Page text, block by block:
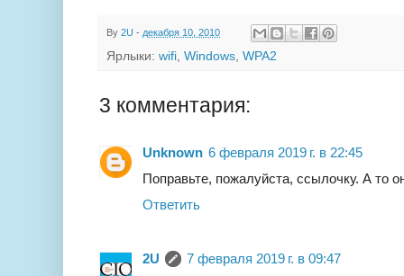
By 2U - декабря 10, 2010
Ярлыки: wifi, Windows, WPA2
3 комментария:
Unknown 6 февраля 2019 г. в 22:45
Поправьте, пожалуйста, ссылочку. А то
Ответить
2U
7 февраля 2019 г. в 09:47